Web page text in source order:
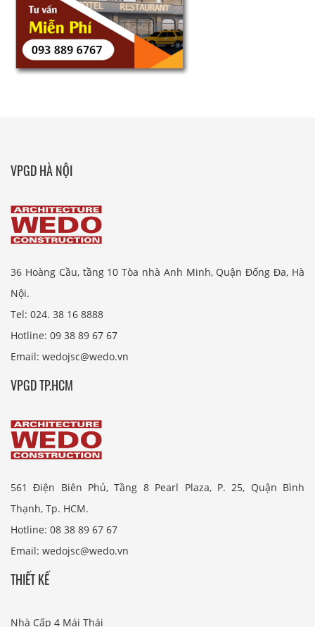
VPGD HÀ NỘI
36 Hoàng Cầu, tầng 10 Tòa nhà Anh Minh, Quận Đống Đa, Hà
Nội.
Tel: 024. 38 16 8888
Hotline: 09 38 89 67 67
Email: wedojsc@wedo.vn
VPGD TP.HCM
561 Điện Biên Phủ, Tầng 8 Pearl Plaza, P. 25, Quận Bình
Thạnh, Tp. HCM.
Hotline: 08 38 89 67 67
Email: wedojsc@wedo.vn
THIẾT KẾ
Nhà Cấp 4 Mái Thái